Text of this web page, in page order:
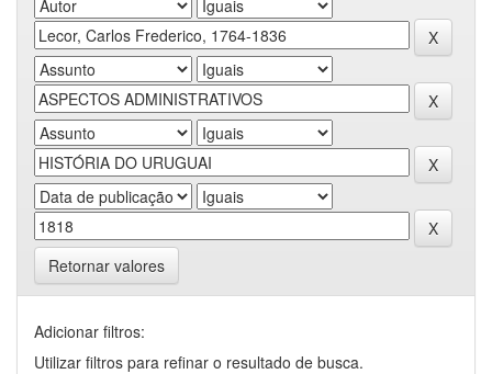
Retornar valores
Adicionar filtros:
Utilizar filtros para refinar o resultado de busca.